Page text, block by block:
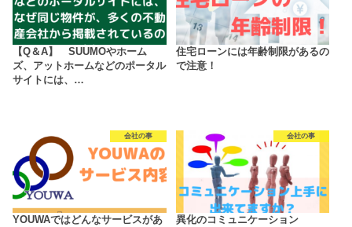
【Q＆A】 SUUMOやホーム
ズ、アットホームなどのポータル
サイトには、…
住宅ローンには年齢制限があるの
で注意！
会社の事
YOUWAではどんなサービスがあ
会社の事
異化のコミュニケーション